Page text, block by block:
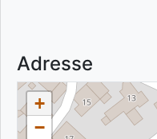
Adresse
+
−